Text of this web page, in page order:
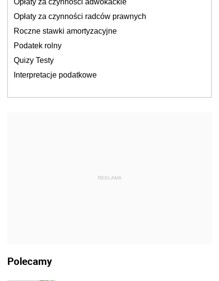
Opłaty za czynności adwokackie
Opłaty za czynności radców prawnych
Roczne stawki amortyzacyjne
Podatek rolny
Quizy Testy
Interpretacje podatkowe
REKLAMA
Polecamy